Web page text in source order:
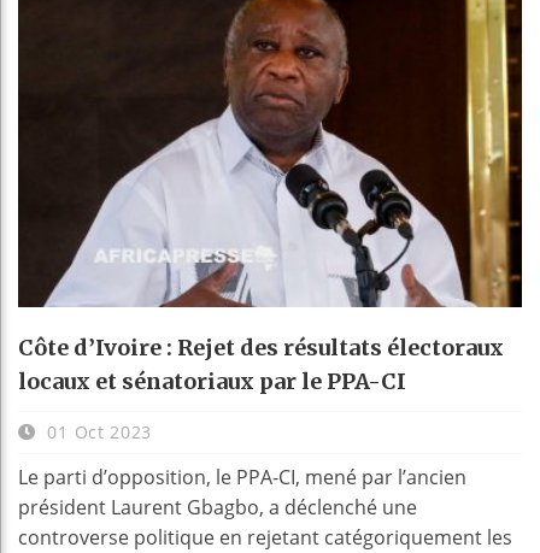
Côte d’Ivoire : Rejet des résultats électoraux
locaux et sénatoriaux par le PPA-CI
01 Oct 2023
Le parti d’opposition, le PPA-CI, mené par l’ancien
président Laurent Gbagbo, a déclenché une
controverse politique en rejetant catégoriquement les